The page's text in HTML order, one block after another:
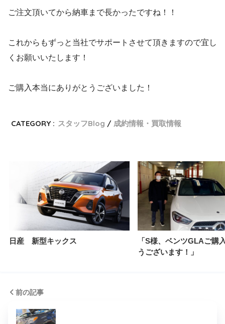
ご注文頂いてから納車まで長かったですね！！
これからもずっと当社でサポートさせて頂きますので宜し
くお願いいたします！
ご購入本当にありがとうございました！
CATEGORY : スタッフBlog 成約情報・買取情報
日産 新型キックス
「S様、ベンツGLAご購
うございます！」
前の記事